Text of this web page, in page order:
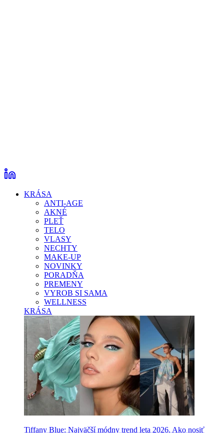
KRÁSA
ANTI-AGE
AKNÉ
PLEŤ
TELO
VLASY
NECHTY
MAKE-UP
NOVINKY
PORADŇA
PREMENY
VYROB SI SAMA
WELLNESS
KRÁSA
Tiffany Blue: Najväčší módny trend leta 2026. Ako nosiť